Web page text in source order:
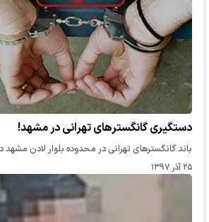
دستگیری گانگسترهای تهرانی در مشهد!
باند گانگسترهای تهرانی در محدوده بلوار لادن
۲۵ آذر ۱۳۹۷